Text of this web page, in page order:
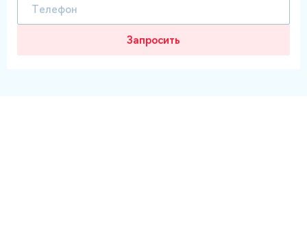
Запросить